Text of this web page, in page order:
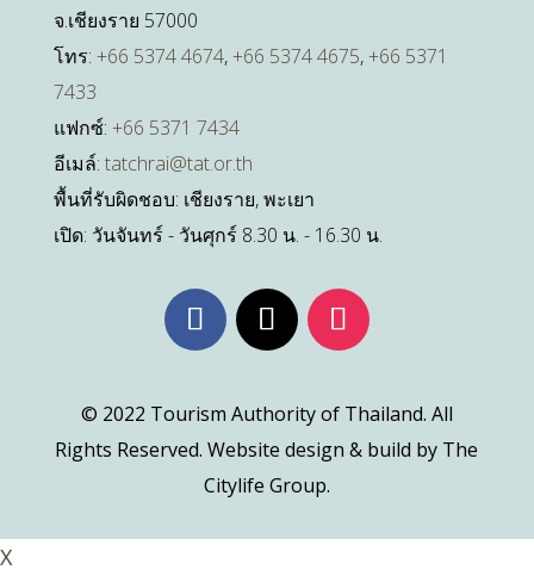
จ.เชียงราย 57000
โทร: +66 5374 4674,+66 5374 4675,+66 5371
7433
แฟกซ์: +66 5371 7434
อีเมล์: tatchrai@tat.or.th
พื้นที่รับผิดชอบ: เชียงราย, พะเยา
เปิด: วันจันทร์ - วันศุกร์ 8.30 น. - 16.30 น.
© 2022 Tourism Authority of Thailand. All
Rights Reserved. Website design & build by The
Citylife Group.
X